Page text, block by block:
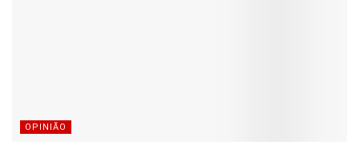
OPINIÃO